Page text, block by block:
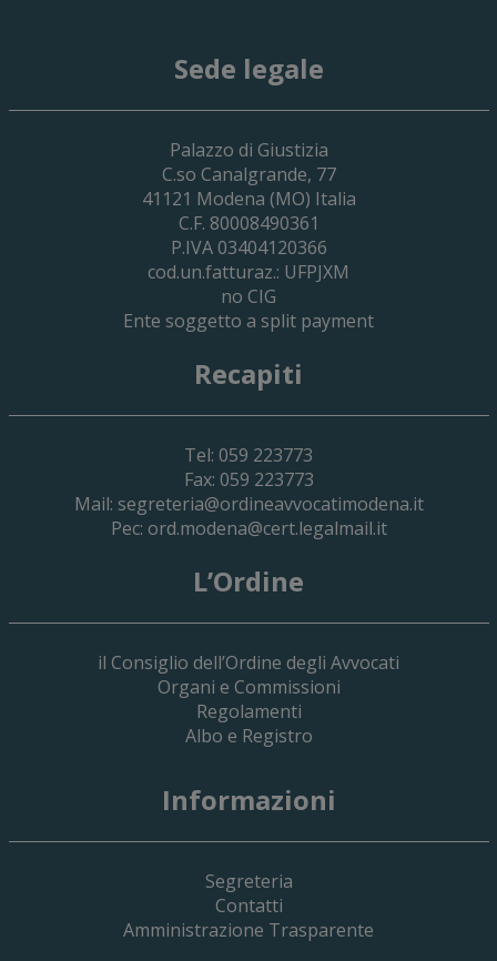
29 Giugno 2026
Cassa Forense – Elezioni Dei Delegati
2030
19 Giugno 2026
Sede legale
Palazzo di Giustizia
C.so Canalgrande, 77
41121 Modena (MO) Italia
C.F. 80008490361
P.IVA 03404120366
cod.un.fatturaz.: UFPJXM
no CIG
Ente soggetto a split payment
Recapiti
Tel: 059 223773
Fax: 059 223773
Mail: segreteria@ordineavvocatimodena.it
Pec: ord.modena@cert.legalmail.it
L’Ordine
il Consiglio dell’Ordine degli Avvocati
Organi e Commissioni
Regolamenti
Albo e Registro
Informazioni
Segreteria
Contatti
Amministrazione Trasparente